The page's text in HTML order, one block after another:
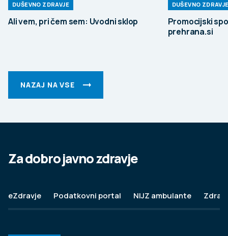
DUŠEVNO ZDRAVJE
Ali vem, pri čem sem: Uvodni sklop
DUŠEVNO
Promocijski
prehrana.si
NAZAJ NA VSE
Za dobro javno zdravje
eZdravje Podatkovni portal NIJZ ambulante